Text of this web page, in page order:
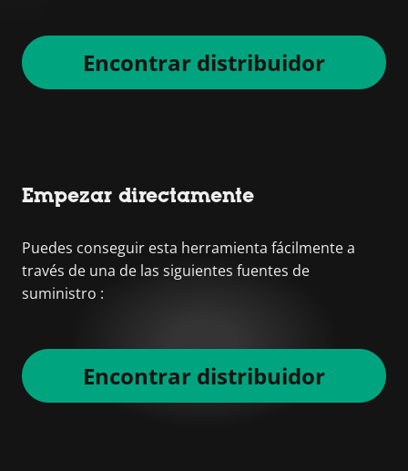
Encontrar distribuidor
Empezar directamente
Puedes conseguir esta herramienta fácilmente a
través de una de las siguientes fuentes de
suministro :
Encontrar distribuidor